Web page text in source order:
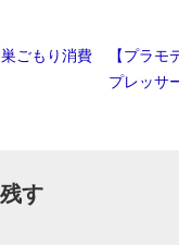
巣ごもり消費
【プラモ
プレッサ
す